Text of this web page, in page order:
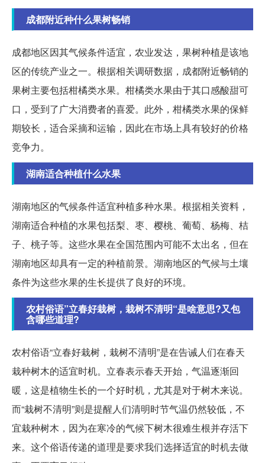
成都附近种什么果树畅销
成都地区因其气候条件适宜，农业发达，果树种植是该地
区的传统产业之一。根据相关调研数据，成都附近畅销的
果树主要包括柑橘类水果。柑橘类水果由于其口感酸甜可
口，受到了广大消费者的喜爱。此外，柑橘类水果的保鲜
期较长，适合采摘和运输，因此在市场上具有较好的价格
竞争力。
湖南适合种植什么水果
湖南地区的气候条件适宜种植多种水果。根据相关资料，
湖南适合种植的水果包括梨、枣、樱桃、葡萄、杨梅、桔
子、桃子等。这些水果在全国范围内可能不太出名，但在
湖南地区却具有一定的种植前景。湖南地区的气候与土壤
条件为这些水果的生长提供了良好的环境。
农村俗语”立春好栽树，栽树不清明“是啥意思?又包
含哪些道理?
农村俗语“立春好栽树，栽树不清明”是在告诫人们在春天
栽种树木的适宜时机。立春表示春天开始，气温逐渐回
暖，这是植物生长的一个好时机，尤其是对于树木来说。
而“栽树不清明”则是提醒人们清明时节气温仍然较低，不
宜栽种树木，因为在寒冷的气候下树木很难生根并存活下
来。这个俗语传递的道理是要求我们选择适宜的时机去做